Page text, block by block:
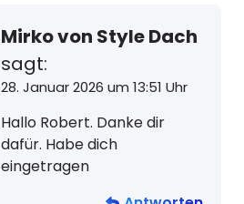
Mirko von Style Dach
sagt:
28. Januar 2026 um 13:51 Uhr
Hallo Robert. Danke dir
dafür. Habe dich
eingetragen